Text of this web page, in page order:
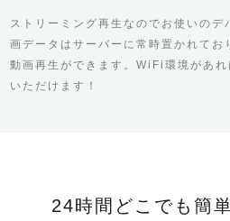
ストリーミング再生なのでお使いのデ
画データはサーバーに常時置かれてお
動画再生ができます。WiFi環境があ
いただけます！
24時間どこでも簡